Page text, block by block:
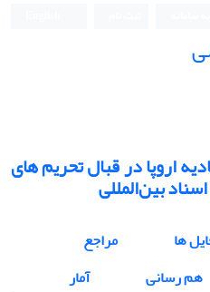
اروپا در قبال تحریم های
بین‌المللی
ها
مراجع
هم رسانی
آمار